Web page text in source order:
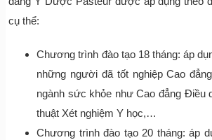
cụ thể:
Chương trình đào tạo 18 tháng: áp
những người đã tốt nghiệp Cao
ngành sức khỏe như Cao đẳng Điều
thuật Xét nghiệm Y học,…
Chương trình đào tạo 20 tháng: áp